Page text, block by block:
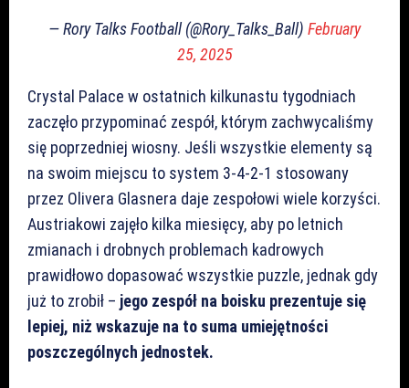
— Rory Talks Football (@Rory_Talks_Ball) February
25, 2025
Crystal Palace w ostatnich kilkunastu tygodniach
zaczęło przypominać zespół, którym zachwycaliśmy
się poprzedniej wiosny. Jeśli wszystkie elementy są
na swoim miejscu to system 3-4-2-1 stosowany
przez Olivera Glasnera daje zespołowi wiele korzyści.
Austriakowi zajęło kilka miesięcy, aby po letnich
zmianach i drobnych problemach kadrowych
prawidłowo dopasować wszystkie puzzle, jednak gdy
już to zrobił – jego zespół na boisku prezentuje się
lepiej, niż wskazuje na to suma umiejętności
poszczególnych jednostek.